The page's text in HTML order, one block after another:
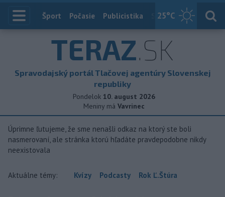
25°C
Index
Šport Počasie Publicistika Slovensko
TERAZ.SK
Spravodajský portál Tlačovej agentúry Slovenskej
republiky
Pondelok 10. august 2026
Meniny má Vavrinec
Úprimne ľutujeme, že sme nenašli odkaz na ktorý ste boli
nasmerovaní, ale stránka ktorú hľadáte pravdepodobne nikdy
neexistovala
Aktuálne témy: Kvízy Podcasty Rok Ľ.Štúra